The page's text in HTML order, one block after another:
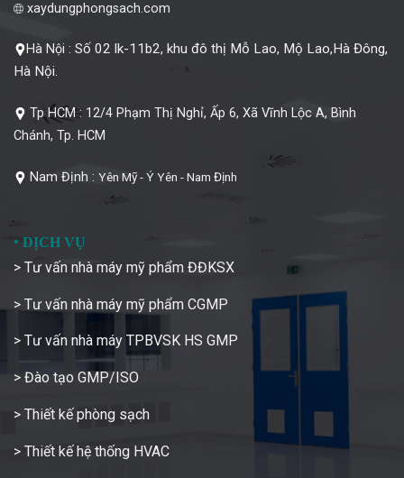
xaydungphongsach.com
Hà Nội : Số 02 lk-11b2, khu đô thị Mỗ Lao, Mộ Lao,Hà Đông,
Hà Nội.
Tp HCM : 12/4 Phạm Thị Nghỉ, Ấp 6, Xã Vĩnh Lộc A, Bình
Chánh, Tp. HCM
Nam Định : Yên Mỹ - Ý Yên - Nam Định
• DỊCH VỤ
> Tư vấn nhà máy mỹ phẩm ĐĐKSX
> Tư vấn nhà máy mỹ phẩm CGMP
> Tư vấn nhà máy TPBVSK HS GMP
> Đào tạo GMP/ISO
> Thiết kế phòng sạch
> Thiết kế hệ thống HVAC